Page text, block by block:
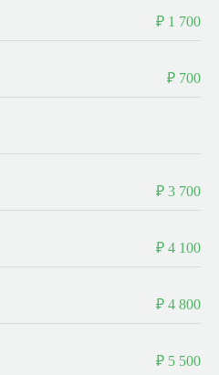
₽ 1 700
₽ 700
₽ 3 700
₽ 4 100
₽ 4 800
₽ 5 500